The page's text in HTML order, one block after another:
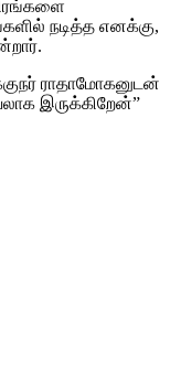
நடித்த எனக்கு,
ராதாமோகனுடன்
இருக்கிறேன்”